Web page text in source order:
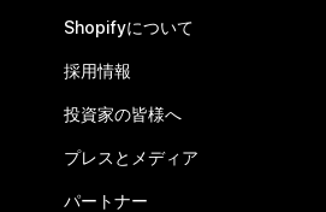
Shopifyについて
採用情報
投資家の皆様へ
プレスとメディア
パートナー